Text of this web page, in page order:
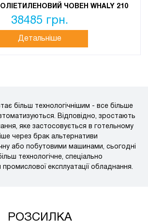
ЧОВЕН WHALY 210
38485 грн.
Детальніше
більш технологічнішим - все більше
Відповідно, зростають
яке застосовується в готельному
через брак альтернативи
або побутовими машинами, сьогодні
технологічне, спеціально
експлуатації обладнання.
РОЗСИЛКА